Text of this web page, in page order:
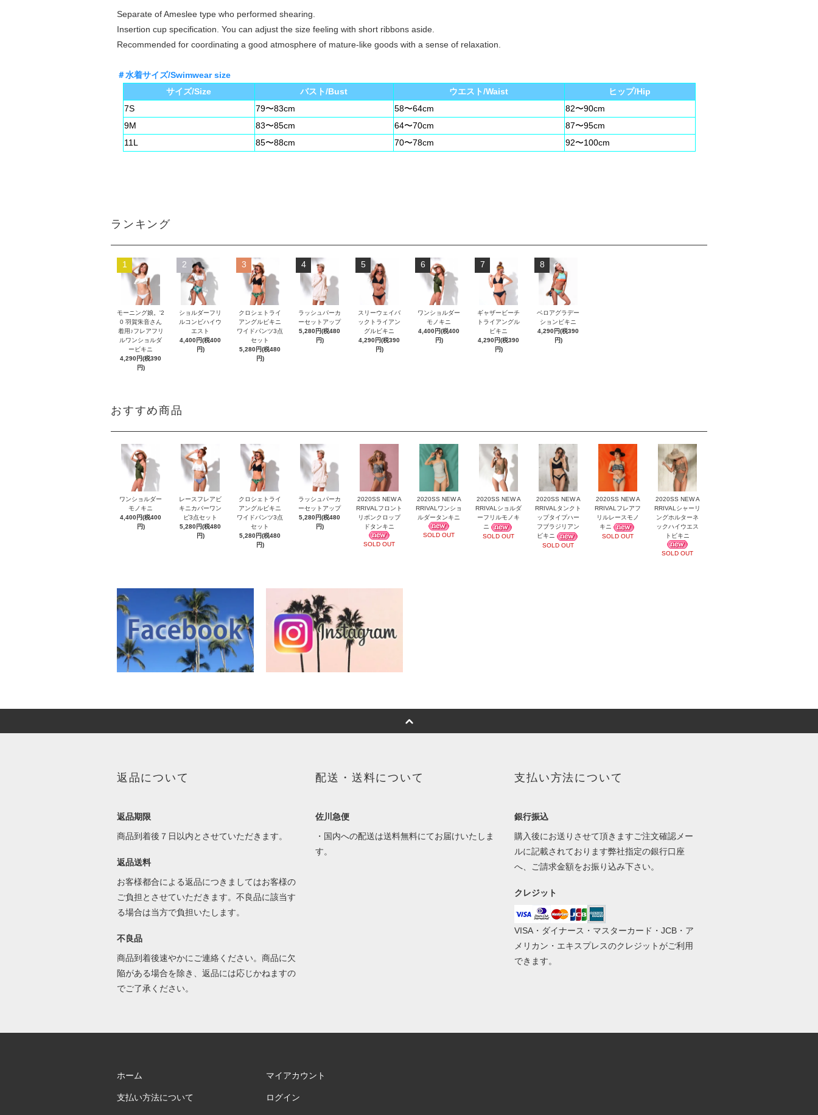
Separate of Ameslee type who performed shearing.
Insertion cup specification. You can adjust the size feeling with short ribbons aside.
Recommended for coordinating a good atmosphere of mature-like goods with a sense of relaxation.
＃水着サイズ/Swimwear size
サイズ/Size
バスト/Bust ウエスト/Waist
ヒップ/Hip
7S
79〜83cm 58〜64cm
82〜90cm
9M
83〜85cm 64〜70cm
87〜95cm
11L
85〜88cm 70〜78cm 92〜100cm
ランキング
1
モーニング娘。'2
0 羽賀朱音さん
着用♪フレアフリ
ルワンショルダ
ービキニ
4,290円(税390
円)
2
ショルダーフリ
ルコンビハイウ
エスト
4,400円(税400
円)
3
クロシェトライ
アングルビキニ
ワイドパンツ3点
セット
5,280円(税480
円)
4
ラッシュパーカ
ーセットアップ
5,280円(税480
円)
5
スリーウェイバ
ックトライアン
グルビキニ
4,290円(税390
円)
6
ワンショルダー
モノキニ
4,400円(税400
円)
7
ギャザービーチ
トライアングル
ビキニ
4,290円(税390
円)
8
ベロアグラデー
ションビキニ
4,290円(税390
円)
おすすめ商品
ワンショルダー
モノキニ
4,400円(税400
円)
レースフレアビ
キニカバーワン
ピ3点セット
5,280円(税480
円)
クロシェトライ
アングルビキニ
ワイドパンツ3点
セット
5,280円(税480
円)
ラッシュパーカ
ーセットアップ
5,280円(税480
円)
2020SS NEW A
RRIVALフロント
リボンクロップ
ドタンキニ
SOLD OUT
2020SS NEW A
RRIVALワンショ
ルダータンキニ
SOLD OUT
2020SS NEW A
RRIVALショルダ
ーフリルモノキ
ニ
SOLD OUT
2020SS NEW A
RRIVALタンクト
ップタイプハー
フブラジリアン
ビキニ
SOLD OUT
2020SS NEW A
RRIVALフレアフ
リルレースモノ
キニ
SOLD OUT
2020SS NEW A
RRIVALシャーリ
ングホルターネ
ックハイウエス
トビキニ
SOLD OUT
返品について
返品期限
商品到着後７日以内とさせていただきます。
返品送料
お客様都合による返品につきましてはお客様の
ご負担とさせていただきます。不良品に該当す
る場合は当方で負担いたします。
不良品
商品到着後速やかにご連絡ください。商品に欠
陥がある場合を除き、返品には応じかねますの
でご了承ください。
配送・送料について
佐川急便
・国内への配送は送料無料にてお届けいたしま
す。
支払い方法について
銀行振込
購入後にお送りさせて頂きますご注文確認メー
ルに記載されております弊社指定の銀行口座
へ、ご請求金額をお振り込み下さい。
クレジット
VISA・ダイナース・マスターカード・JCB・ア
メリカン・エキスプレスのクレジットがご利用
できます。
ホーム
支払い方法について
マイアカウント
ログイン